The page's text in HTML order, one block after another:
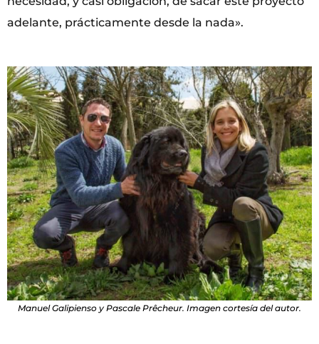
adelante, prácticamente desde la nada».
Manuel Galipienso y Pascale Prêcheur. Imagen cortesía del autor.